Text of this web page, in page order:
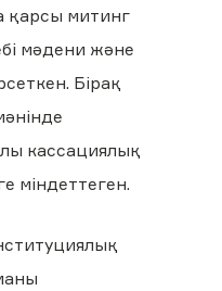
қарсы митинг
мәдени және
Бірақ
кассациялық
міндеттеген.